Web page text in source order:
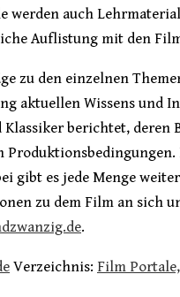
werden auch
Auflistung mit den
zu den einzelnen
aktuellen Wissens und
Klassiker berichtet, deren
gibt es jede Menge
zu dem Film an sich
.
Verzeichnis: Film